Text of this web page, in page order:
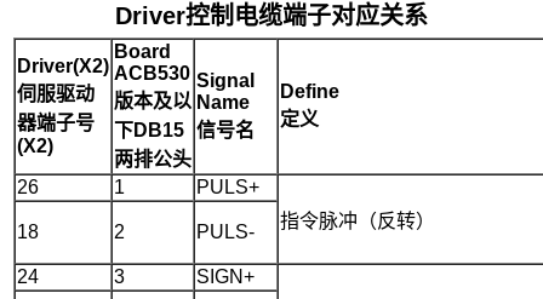
Driver控制电缆端子对应关系
Driver(X2)
伺服驱动
器端子号
(X2)
Board
ACB530
版本及以
下DB15
两排公头
Signal
Name
信号名
Define
定义
26 1
PULS+
指令脉冲（反转）
18 2 PULS-
24 3
SIGN+